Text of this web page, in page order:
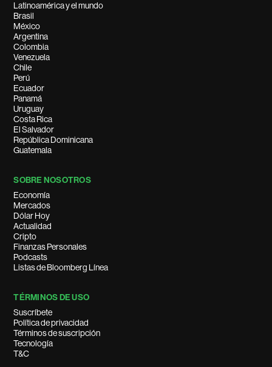
Latinoamérica y el mundo
Brasil
México
Argentina
Colombia
Venezuela
Chile
Perú
Ecuador
Panamá
Uruguay
Costa Rica
El Salvador
República Dominicana
Guatemala
SOBRE NOSOTROS
Economía
Mercados
Dólar Hoy
Actualidad
Cripto
Finanzas Personales
Podcasts
Listas de Bloomberg Línea
TÉRMINOS DE USO
Suscríbete
Política de privacidad
Términos de suscripción
Tecnología
T&C